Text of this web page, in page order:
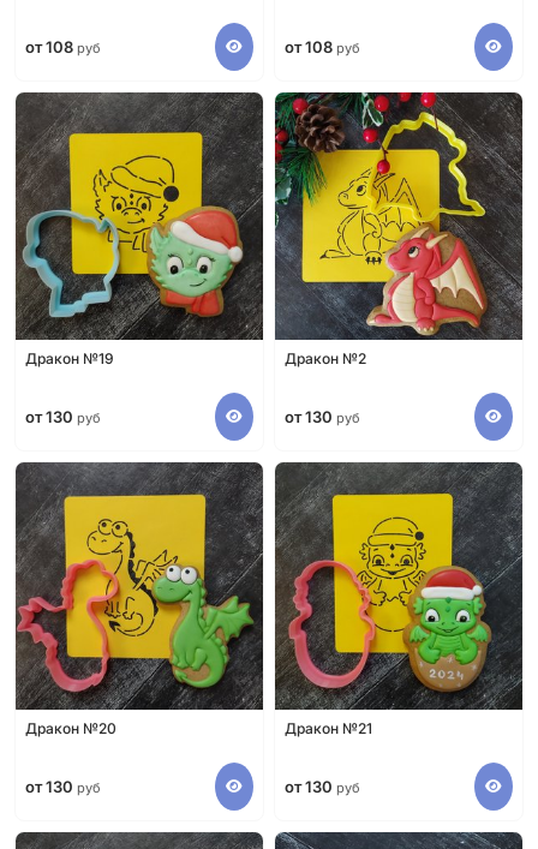
от 108 руб от 108 руб
Дракон №19
от 130 руб
Дракон №2
от 130 руб
Дракон №20
от 130 руб
Дракон №21
от 130 руб